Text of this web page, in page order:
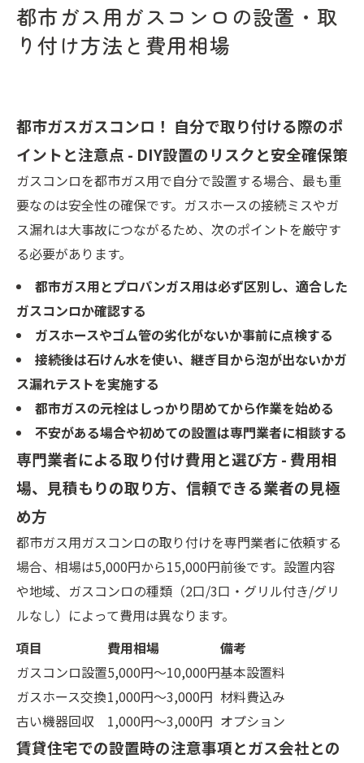
都市ガス用ガスコンロの設置・取
り付け方法と費用相場
都市ガスガスコンロ！ 自分で取り付ける際のポ
イントと注意点 - DIY設置のリスクと安全確保策
ガスコンロを都市ガス用で自分で設置する場合、最も重
要なのは安全性の確保です。ガスホースの接続ミスやガ
ス漏れは大事故につながるため、次のポイントを厳守す
る必要があります。
都市ガス用とプロパンガス用は必ず区別し、適合した
ガスコンロか確認する
ガスホースやゴム管の劣化がないか事前に点検する
接続後は石けん水を使い、継ぎ目から泡が出ないかガ
ス漏れテストを実施する
都市ガスの元栓はしっかり閉めてから作業を始める
不安がある場合や初めての設置は専門業者に相談する
専門業者による取り付け費用と選び方 - 費用相
場、見積もりの取り方、信頼できる業者の見極
め方
都市ガス用ガスコンロの取り付けを専門業者に依頼する
場合、相場は5,000円から15,000円前後です。設置内容
や地域、ガスコンロの種類（2口/3口・グリル付き/グリ
ルなし）によって費用は異なります。
項目
費用相場
備考
ガスコンロ設置5,000円～10,000円基本設置料
ガスホース交換1,000円～3,000円 材料費込み
古い機器回収
1,000円～3,000円 オプション
賃貸住宅での設置時の注意事項とガス会社との